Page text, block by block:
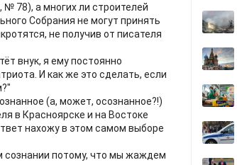
78), а многих ли строителей
Собрания не могут принять
не получив от писателя
внук, я ему постоянно
И как же это сделать, если
(а, может, осознанное?!)
в Красноярске и на Востоке
нахожу в этом самом выборе
сознании потому, что мы жаждем